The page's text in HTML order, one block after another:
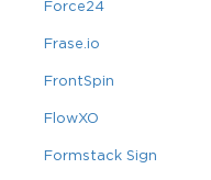
Force24
Frase.io
FrontSpin
FlowXO
Formstack Sign